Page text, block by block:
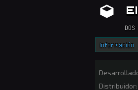
DOS
Información
Distribuidor: